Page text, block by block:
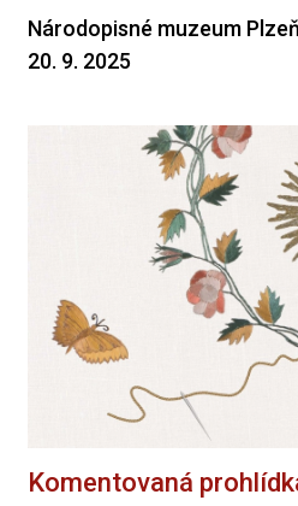
Národopisné muzeum
20. 9. 2025
Komentovaná